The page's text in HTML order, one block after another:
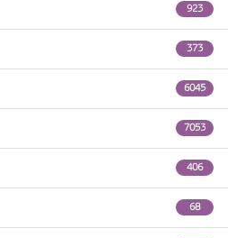
923
373
6045
7053
406
68